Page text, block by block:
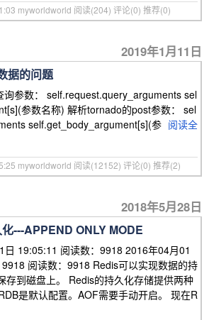
myworldworld 阅读(204) 评论(0) 推荐(0)
2019年1月11日
据的问题
询参数： self.request.query_arguments sel
参数名称) 解析tornado的post参数： sel
self.get_body_argument[s](参 阅读全
myworldworld 阅读(12152) 评论(0) 推荐(2)
2018年5月28日
---APPEND ONLY MODE
19:05:11 阅读数：9918 2016年04月01
阅读数：9918 Redis可以实现数据的持
存到磁盘上。 Redis的持久化存储提供两种
是默认配置。AOF需要手动开启。 现在R